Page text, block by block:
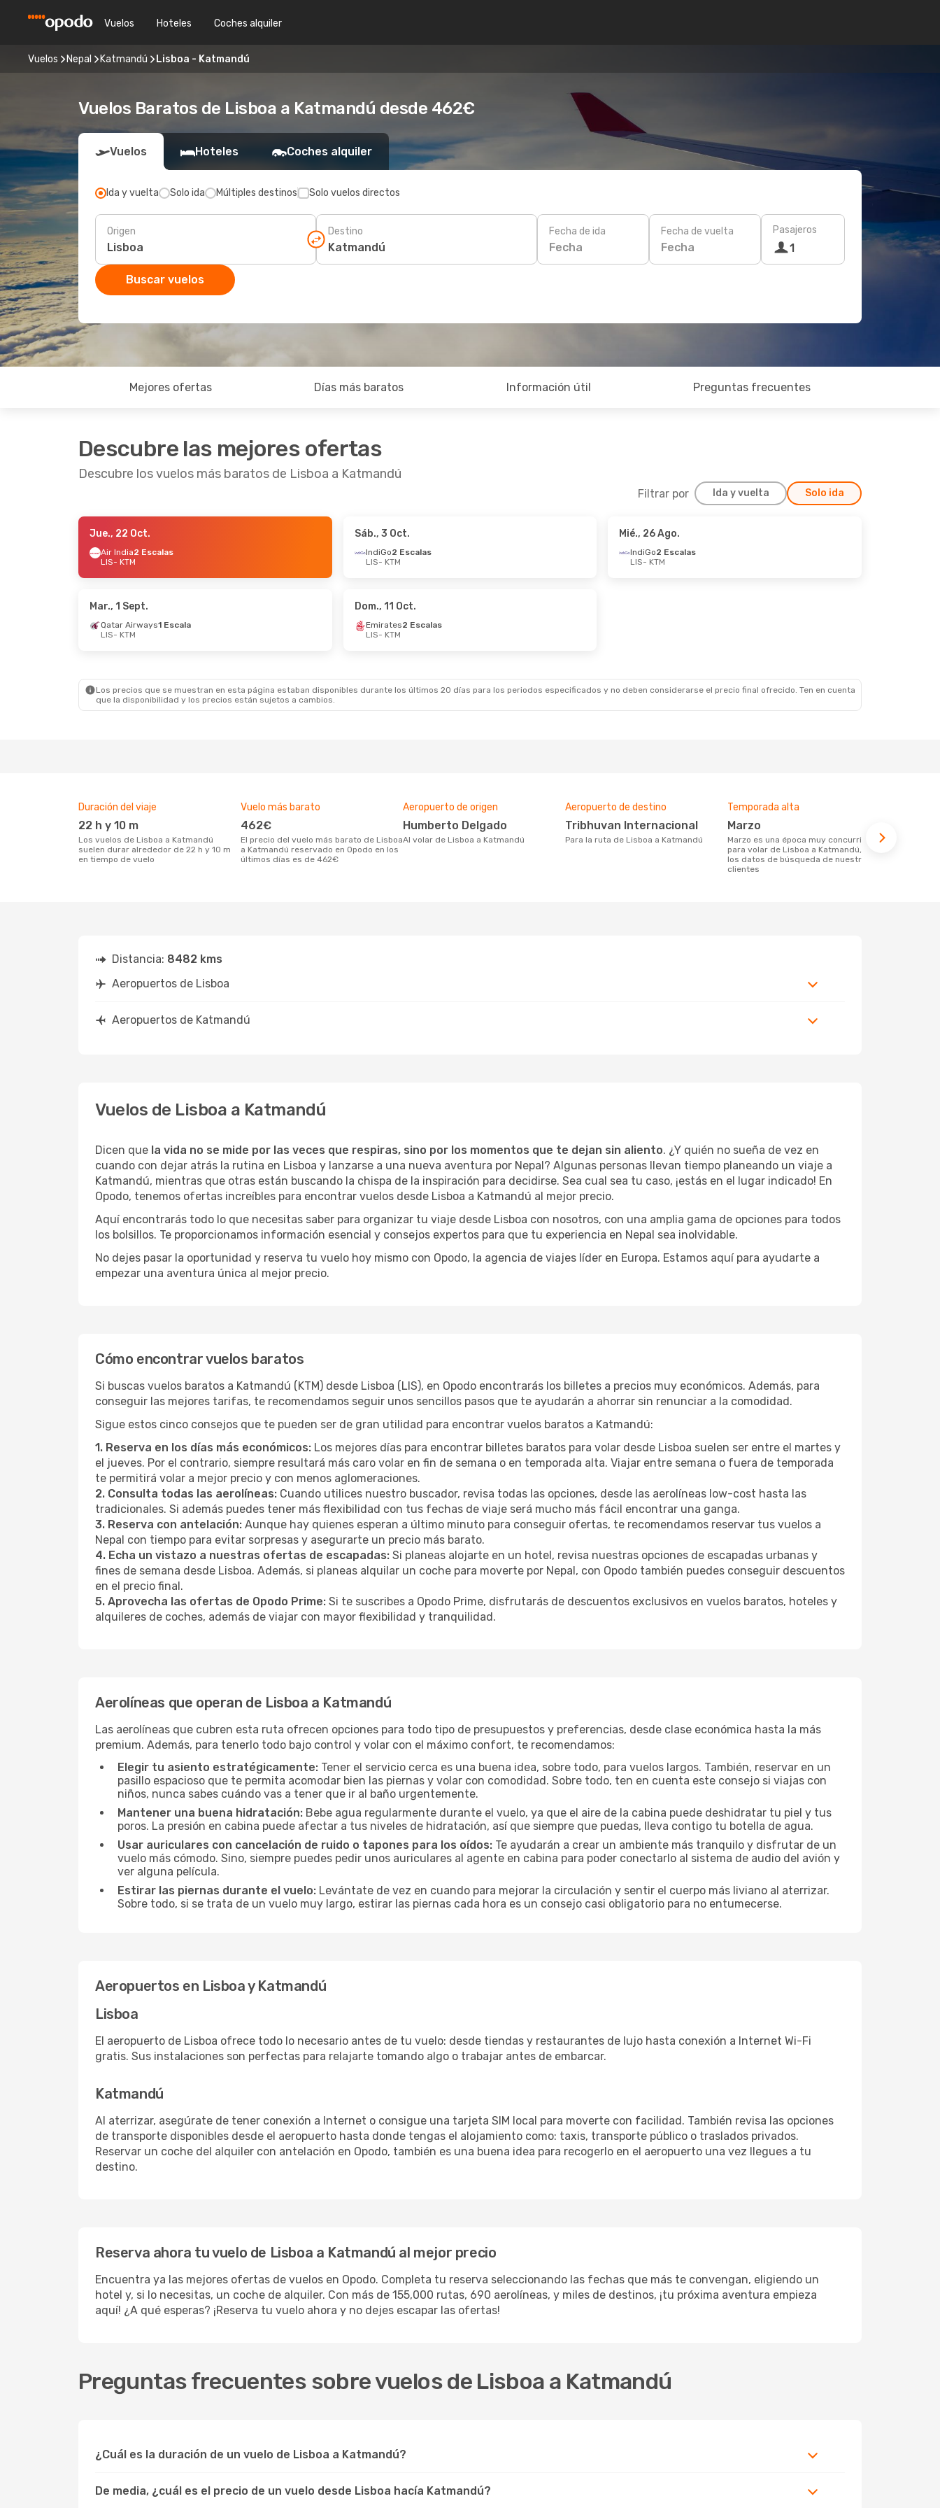
Vuelos Hoteles Coches alquiler
Vuelos Nepal Katmandú Lisboa - Katmandú
Vuelos Baratos de Lisboa a Katmandú desde 462€
Vuelos Hoteles Coches alquiler
Ida y vuelta Solo ida Múltiples destinos Solo vuelos directos
Origen Destino Fecha de ida
Fecha
Fecha de vuelta
Fecha
Pasajeros
1
Buscar vuelos
Mejores ofertas Días más baratos Información útil Preguntas frecuentes
Descubre las mejores ofertas
Descubre los vuelos más baratos de Lisboa a Katmandú
Filtrar por Ida y vuelta Solo ida
- Sáb., 19 Sept.
Jue., 22 Oct.
Air India2 Escalas
LIS- KTM
Sáb., 3 Oct.
IndiGo2 Escalas
LIS- KTM
Mié., 26 Ago.
IndiGo2 Escalas
LIS- KTM
Mar., 1 Sept.
Qatar Airways1 Escala
LIS- KTM
Dom., 11 Oct.
Emirates2 Escalas
LIS- KTM
Los precios que se muestran en esta página estaban disponibles durante los últimos 20 días para los periodos especificados y no deben considerarse el precio final ofrecido. Ten en cuenta
que la disponibilidad y los precios están sujetos a cambios.
Duración del viaje
22 h y 10 m
Los vuelos de Lisboa a Katmandú
suelen durar alrededor de 22 h y 10 m
en tiempo de vuelo
Vuelo más barato
462€
El precio del vuelo más barato de Lisboa
a Katmandú reservado en Opodo en los
últimos días es de 462€
Aeropuerto de origen
Humberto Delgado
Al volar de Lisboa a Katmandú
Aeropuerto de destino
Tribhuvan Internacional
Para la ruta de Lisboa a Katmandú
Temporada alta
marzo
marzo es una época muy concurrida
para volar de Lisboa a Katmandú, según
los datos de búsqueda de nuestros
clientes
Distancia: 8482 kms
Aeropuertos de Lisboa
Aeropuertos de Katmandú
Vuelos de Lisboa a Katmandú
Dicen que la vida no se mide por las veces que respiras, sino por los momentos que te dejan sin aliento. ¿Y quién no sueña de vez en
cuando con dejar atrás la rutina en Lisboa y lanzarse a una nueva aventura por Nepal? Algunas personas llevan tiempo planeando un viaje a
Katmandú, mientras que otras están buscando la chispa de la inspiración para decidirse. Sea cual sea tu caso, ¡estás en el lugar indicado! En
Opodo, tenemos ofertas increíbles para encontrar vuelos desde Lisboa a Katmandú al mejor precio.
Aquí encontrarás todo lo que necesitas saber para organizar tu viaje desde Lisboa con nosotros, con una amplia gama de opciones para todos
los bolsillos. Te proporcionamos información esencial y consejos expertos para que tu experiencia en Nepal sea inolvidable.
No dejes pasar la oportunidad y reserva tu vuelo hoy mismo con Opodo, la agencia de viajes líder en Europa. Estamos aquí para ayudarte a
empezar una aventura única al mejor precio.
Cómo encontrar vuelos baratos
Si buscas vuelos baratos a Katmandú (KTM) desde Lisboa (LIS), en Opodo encontrarás los billetes a precios muy económicos. Además, para
conseguir las mejores tarifas, te recomendamos seguir unos sencillos pasos que te ayudarán a ahorrar sin renunciar a la comodidad.
Sigue estos cinco consejos que te pueden ser de gran utilidad para encontrar vuelos baratos a Katmandú:
1. Reserva en los días más económicos: Los mejores días para encontrar billetes baratos para volar desde Lisboa suelen ser entre el martes y
el jueves. Por el contrario, siempre resultará más caro volar en fin de semana o en temporada alta. Viajar entre semana o fuera de temporada
te permitirá volar a mejor precio y con menos aglomeraciones.
2. Consulta todas las aerolíneas: Cuando utilices nuestro buscador, revisa todas las opciones, desde las aerolíneas low-cost hasta las
tradicionales. Si además puedes tener más flexibilidad con tus fechas de viaje será mucho más fácil encontrar una ganga.
3. Reserva con antelación: Aunque hay quienes esperan a último minuto para conseguir ofertas, te recomendamos reservar tus vuelos a
Nepal con tiempo para evitar sorpresas y asegurarte un precio más barato.
4. Echa un vistazo a nuestras ofertas de escapadas: Si planeas alojarte en un hotel, revisa nuestras opciones de escapadas urbanas y
fines de semana desde Lisboa. Además, si planeas alquilar un coche para moverte por Nepal, con Opodo también puedes conseguir descuentos
en el precio final.
5. Aprovecha las ofertas de Opodo Prime: Si te suscribes a Opodo Prime, disfrutarás de descuentos exclusivos en vuelos baratos, hoteles y
alquileres de coches, además de viajar con mayor flexibilidad y tranquilidad.
Aerolíneas que operan de Lisboa a Katmandú
Las aerolíneas que cubren esta ruta ofrecen opciones para todo tipo de presupuestos y preferencias, desde clase económica hasta la más
premium. Además, para tenerlo todo bajo control y volar con el máximo confort, te recomendamos:
Elegir tu asiento estratégicamente: Tener el servicio cerca es una buena idea, sobre todo, para vuelos largos. También, reservar en un
pasillo espacioso que te permita acomodar bien las piernas y volar con comodidad. Sobre todo, ten en cuenta este consejo si viajas con
niños, nunca sabes cuándo vas a tener que ir al baño urgentemente.
Mantener una buena hidratación: Bebe agua regularmente durante el vuelo, ya que el aire de la cabina puede deshidratar tu piel y tus
poros. La presión en cabina puede afectar a tus niveles de hidratación, así que siempre que puedas, lleva contigo tu botella de agua.
Usar auriculares con cancelación de ruido o tapones para los oídos: Te ayudarán a crear un ambiente más tranquilo y disfrutar de un
vuelo más cómodo. Sino, siempre puedes pedir unos auriculares al agente en cabina para poder conectarlo al sistema de audio del avión y
ver alguna película.
Estirar las piernas durante el vuelo: Levántate de vez en cuando para mejorar la circulación y sentir el cuerpo más liviano al aterrizar.
Sobre todo, si se trata de un vuelo muy largo, estirar las piernas cada hora es un consejo casi obligatorio para no entumecerse.
Aeropuertos en Lisboa y Katmandú
Lisboa
El aeropuerto de Lisboa ofrece todo lo necesario antes de tu vuelo: desde tiendas y restaurantes de lujo hasta conexión a Internet Wi-Fi
gratis. Sus instalaciones son perfectas para relajarte tomando algo o trabajar antes de embarcar.
Katmandú
Al aterrizar, asegúrate de tener conexión a Internet o consigue una tarjeta SIM local para moverte con facilidad. También revisa las opciones
de transporte disponibles desde el aeropuerto hasta donde tengas el alojamiento como: taxis, transporte público o traslados privados.
Reservar un coche del alquiler con antelación en Opodo, también es una buena idea para recogerlo en el aeropuerto una vez llegues a tu
destino.
Reserva ahora tu vuelo de Lisboa a Katmandú al mejor precio
Encuentra ya las mejores ofertas de vuelos en Opodo. Completa tu reserva seleccionando las fechas que más te convengan, eligiendo un
hotel y, si lo necesitas, un coche de alquiler. Con más de 155,000 rutas, 690 aerolíneas, y miles de destinos, ¡tu próxima aventura empieza
aquí! ¿A qué esperas? ¡Reserva tu vuelo ahora y no dejes escapar las ofertas!
Preguntas frecuentes sobre vuelos de Lisboa a Katmandú
¿Cuál es la duración de un vuelo de Lisboa a Katmandú?
De media, ¿cuál es el precio de un vuelo desde Lisboa hacía Katmandú?